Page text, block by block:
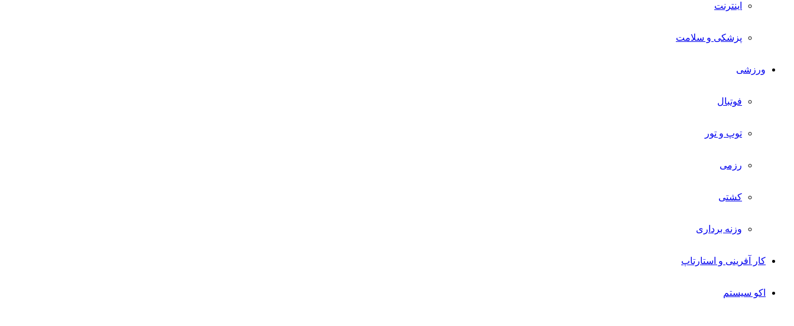
اینترنت
پزشکی و سلامت
ورزشی
فوتبال
توپ و تور
رزمی
کشتی
وزنه برداری
کار آفرینی و استارتاپ
اکو سیستم